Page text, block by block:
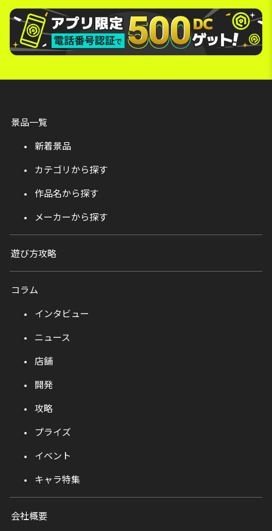
景品一覧
新着景品
カテゴリから探す
作品名から探す
メーカーから探す
遊び方攻略
コラム
インタビュー
ニュース
店舗
開発
攻略
プライズ
イベント
キャラ特集
会社概要